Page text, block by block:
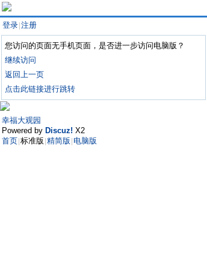
登录 注册
您访问的页面无手机页面，是否进一步访问电脑版？
继续访问
返回上一页
点击此链接进行跳转
幸福大观园
Powered by Discuz! X2
首页 标准版 精简版 电脑版